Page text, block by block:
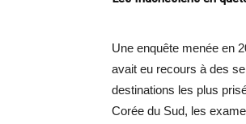
Une enquête menée en
avait eu recours à des
destinations les plus
Corée du Sud, les